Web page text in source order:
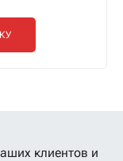
клиентов и